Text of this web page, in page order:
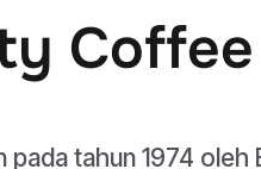
Coffee
tahun 1974 oleh